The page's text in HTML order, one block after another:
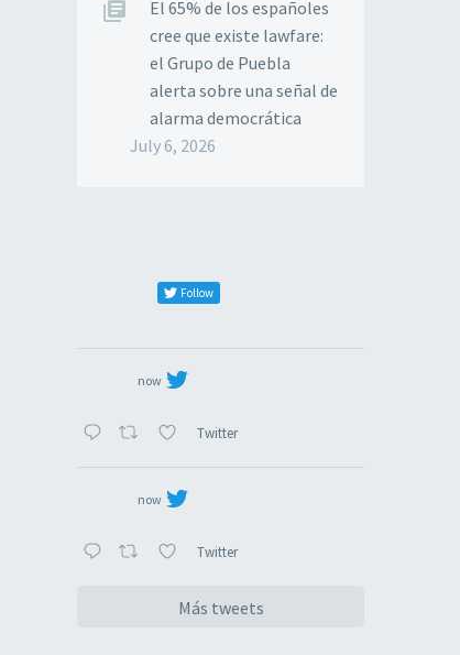
El 65% de los españoles
cree que existe lawfare:
el Grupo de Puebla
alerta sobre una señal de
alarma democrática
July 6, 2026
Follow
now
Twitter
now
Twitter
Más tweets